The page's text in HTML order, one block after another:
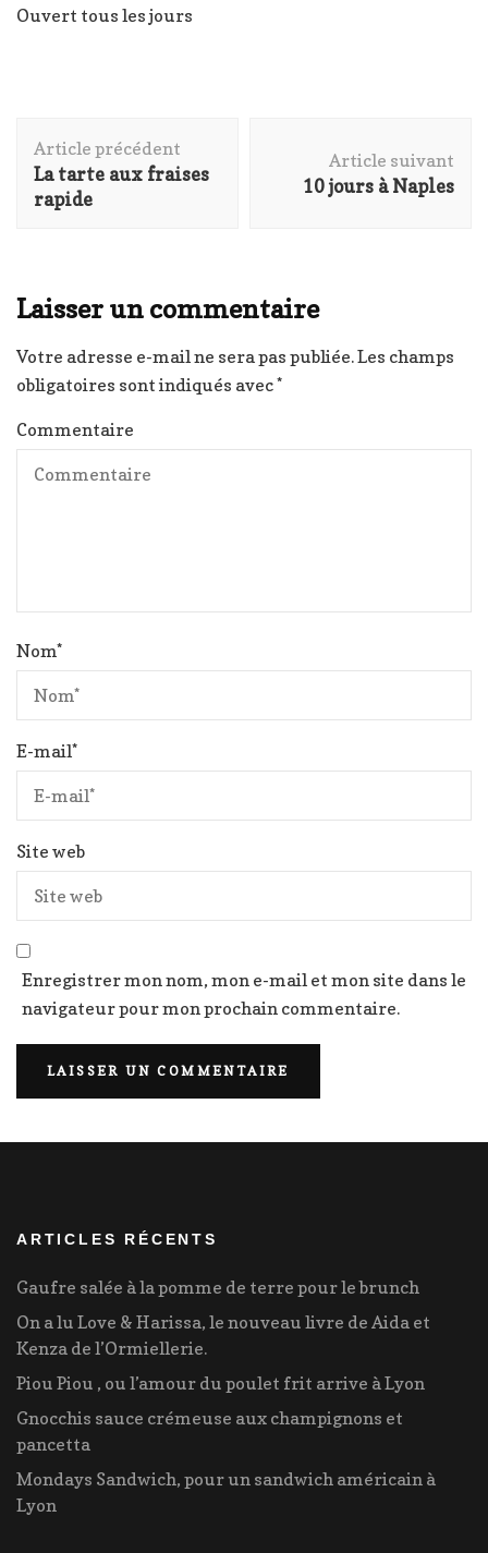
Ouvert tous les jours
d'article
Article précédent
La tarte aux fraises
rapide
Article suivant
10 jours à Naples
Laisser un commentaire
Votre adresse e-mail ne sera pas publiée.Les champs
obligatoires sont indiqués avec*
Commentaire
Nom*
E-mail*
Site web
Enregistrer mon nom, mon e-mail et mon site dans le
navigateur pour mon prochain commentaire.
ARTICLES RÉCENTS
Gaufre salée à la pomme de terre pour le brunch
On a lu Love & Harissa, le nouveau livre de Aida et
Kenza de l’Ormiellerie.
Piou Piou , ou l’amour du poulet frit arrive à Lyon
Gnocchis sauce crémeuse aux champignons et
pancetta
Mondays Sandwich, pour un sandwich américain à
Lyon